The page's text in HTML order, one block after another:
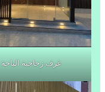
غرف زجاجية الباحة